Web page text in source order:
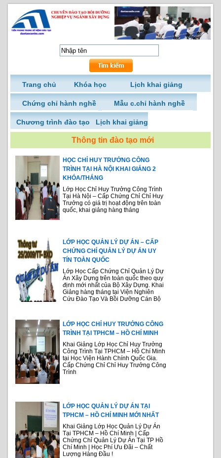
Trang chủ Khóa học Lịch khai giảng
Chứng chỉ hành nghề Mẫu c.chỉ hành nghề
Chương trình đào tạo Lịch khai giảng
Thông tin đào tạo mới
HỌC CHỈ HUY TRƯỞNG CÔNG
TRÌNH TẠI HÀ NỘI KHAI GIẢNG 2
KHÓA/THÁNG
Lớp Học Chỉ Huy Trưởng Công Trình
Tại Hà Nội – Cấp Chứng Chỉ Chỉ Huy
Trưởng có giá trị hoạt động trên toàn
quốc, khai giảng hàng tháng
LỚP HỌC QUẢN LÝ DỰ ÁN – CẤP
CHỨNG CHỈ QUẢN LÝ DỰ ÁN UY
TÍN TOÀN QUỐC
Lớp Học Cấp Chứng Chỉ Quản Lý Dự
Án Xây Dựng trên toàn quốc theo quy
định mới nhất của Bộ Xây Dựng. Khai
Giảng hàng tháng tại Viện Nghiên
Cứu Đào Tạo Và Bồi Dưỡng Cán Bộ
LỚP HỌC CHỈ HUY TRƯỞNG CÔNG
TRÌNH TẠI TPHCM – HỒ CHÍ MINH
Khai Giảng Lớp Học Chỉ Huy Trưởng
Công Trình Tại TPHCM – Hồ Chí Minh
tại Học Viện Hành Chính Quốc Gia.
Cấp Chứng Chỉ Chỉ Huy Trưởng Công
Trình
LỚP HỌC QUẢN LÝ DỰ ÁN TẠI
TPHCM – HỒ CHÍ MINH MỚI NHẤT
Khai Giảng Lớp Học Quản Lý Dự Án
Tại TPHCM – Hồ Chí Minh | Cấp
Chứng Chỉ Quản Lý Dự Án Tại TP Hồ
Chí Minh | Học Phí Ưu Đãi – Chất
Lượng Hàng Đầu !